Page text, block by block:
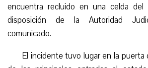
encuentra recluido en una celda
disposición de la Autoridad
comunicado.
El incidente tuvo lugar en la puerta